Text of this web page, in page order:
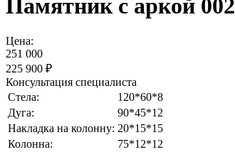
Памятник с аркой 002
Цена:
251 000
225 900 ₽
Консультация специалиста
Стела:
120*60*8
Дуга:
90*45*12
Накладка на колонну: 20*15*15
Колонна:
75*12*12